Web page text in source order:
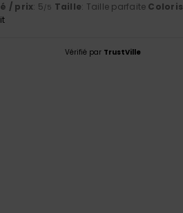
/ prix: 5/5 Taille: Taille parfaite Coloris
Vérifié par TrustVille